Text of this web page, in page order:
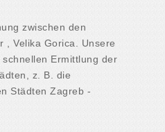
zwischen den
, Velika Gorica. Unsere
Ermittlung der
z. B. die
Städten Zagreb -